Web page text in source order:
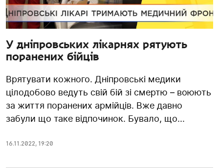
У дніпровських лікарнях рятують
поранених бійців
Врятувати кожного. Дніпровські медики
цілодобово ведуть свій бій зі смертю – воюють
за життя поранених армійців. Вже давно
забули що таке відпочинок. Бувало, що...
16.11.2022, 19:20